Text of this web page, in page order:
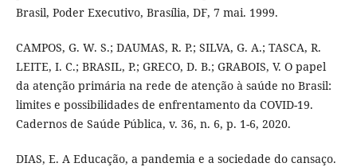
Brasil, Poder Executivo, Brasília, DF, 7 mai. 1999.
CAMPOS, G. W. S.; DAUMAS, R. P.; SILVA, G. A.; TASCA, R.
LEITE, I. C.; BRASIL, P.; GRECO, D. B.; GRABOIS, V. O papel
da atenção primária na rede de atenção à saúde no Brasil:
limites e possibilidades de enfrentamento da COVID-19.
Cadernos de Saúde Pública, v. 36, n. 6, p. 1-6, 2020.
DIAS, E. A Educação, a pandemia e a sociedade do cansaço.